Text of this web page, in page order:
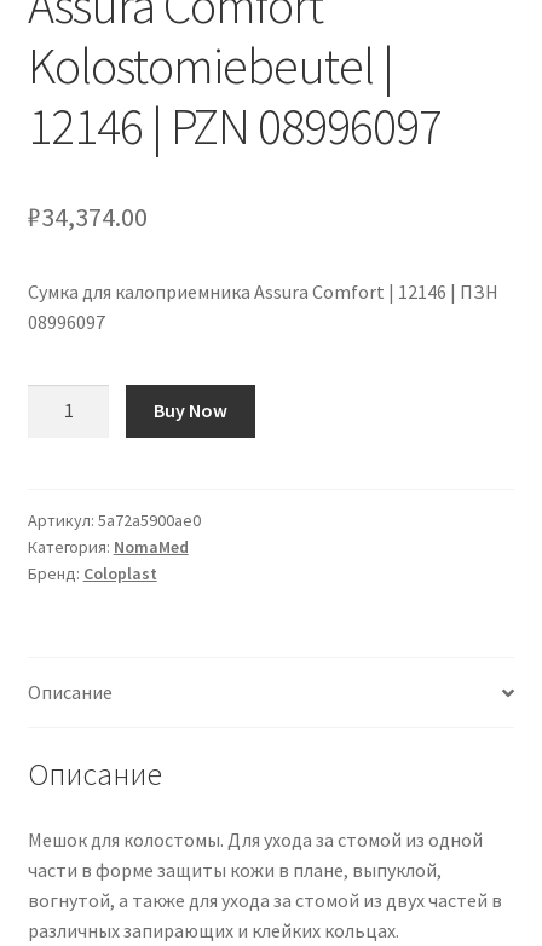
Оформление заказа
Подтверждение заказа
Скидки
Kolostomiebeutel |
12146 | PZN 08996097
₽34,374.00
Сумка для калоприемника Assura Comfort | 12146 | ПЗН
08996097
Kolostomiebeutel
|
12146
Buy Now
Артикул: 5a72a5900ae0
Категория: NomaMed
Бренд: Coloplast
Описание
Описание
Мешок для колостомы. Для ухода за стомой из одной
части в форме защиты кожи в плане, выпуклой,
вогнутой, а также для ухода за стомой из двух частей в
различных запирающих и клейких кольцах.